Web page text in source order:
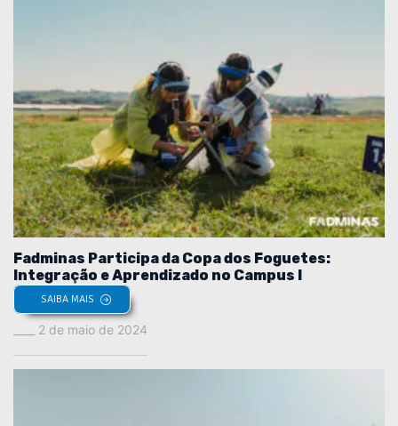
Fadminas Participa da Copa dos Foguetes:
Integração e Aprendizado no Campus I
SAIBA MAIS
2 de maio de 2024